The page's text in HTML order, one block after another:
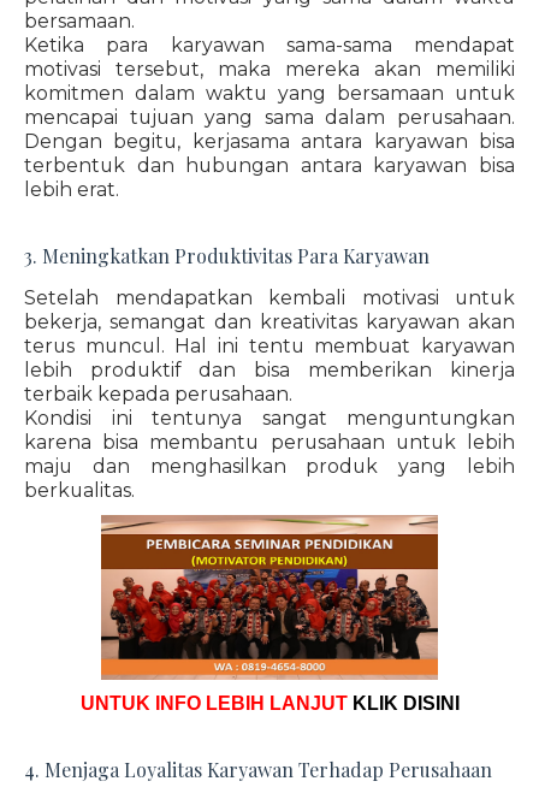
bersamaan.
Ketika para karyawan sama-sama mendapat
motivasi tersebut, maka mereka akan memiliki
komitmen dalam waktu yang bersamaan untuk
mencapai tujuan yang sama dalam perusahaan.
Dengan begitu, kerjasama antara karyawan bisa
terbentuk dan hubungan antara karyawan bisa
lebih erat.
3. Meningkatkan Produktivitas Para Karyawan
Setelah mendapatkan kembali motivasi untuk
bekerja, semangat dan kreativitas karyawan akan
terus muncul. Hal ini tentu membuat karyawan
lebih produktif dan bisa memberikan kinerja
terbaik kepada perusahaan.
Kondisi ini tentunya sangat menguntungkan
karena bisa membantu perusahaan untuk lebih
maju dan menghasilkan produk yang lebih
berkualitas.
UNTUK INFO LEBIH LANJUT KLIK DISINI
4. Menjaga Loyalitas Karyawan Terhadap Perusahaan